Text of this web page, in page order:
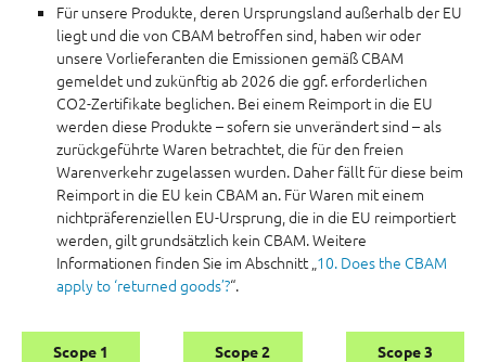
Für unsere Produkte, deren Ursprungsland außerhalb der EU
liegt und die von CBAM betroffen sind, haben wir oder
unsere Vorlieferanten die Emissionen gemäß CBAM
gemeldet und zukünftig ab 2026 die ggf. erforderlichen
CO2-Zertifikate beglichen. Bei einem Reimport in die EU
werden diese Produkte – sofern sie unverändert sind – als
zurückgeführte Waren betrachtet, die für den freien
Warenverkehr zugelassen wurden. Daher fällt für diese beim
Reimport in die EU kein CBAM an. Für Waren mit einem
nichtpräferenziellen EU-Ursprung, die in die EU reimportiert
werden, gilt grundsätzlich kein CBAM. Weitere
Informationen finden Sie im Abschnitt „10. Does the CBAM
apply to ‘returned goods’?“.
Scope 1
Scope 2
Scope 3